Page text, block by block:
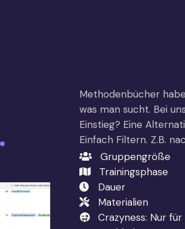
.
Methodenbücher
was man sucht. Bei
Einstieg? Eine
Einfach Filtern. Z.B.
Gruppengröße
Trainingsphase
Dauer
Materialien
Crazyness: Nur